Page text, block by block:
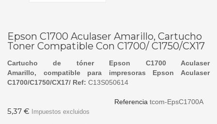
Epson C1700 Aculaser Amarillo, Cartucho
Toner Compatible Con C1700/ C1750/CX17
Cartucho de tóner Epson C1700 Aculaser
Amarillo, compatible para impresoras Epson Aculaser
C1700/C1750/CX17/ Ref: C13S050614
Referencia tcom-EpsC1700A
5,37 € Impuestos excluidos